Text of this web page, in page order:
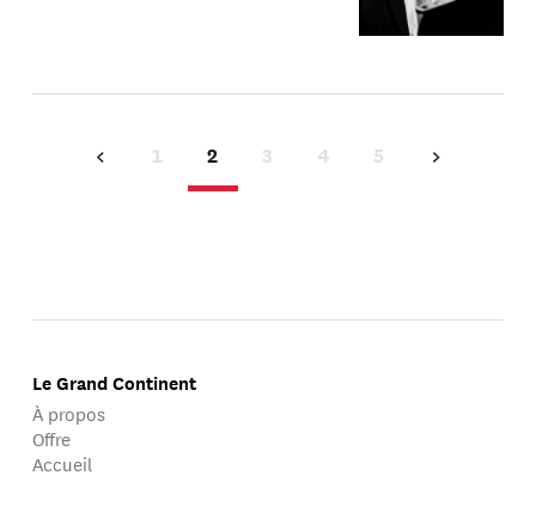
1 2 3 4 5
Le Grand Continent
À propos
Offre
Accueil